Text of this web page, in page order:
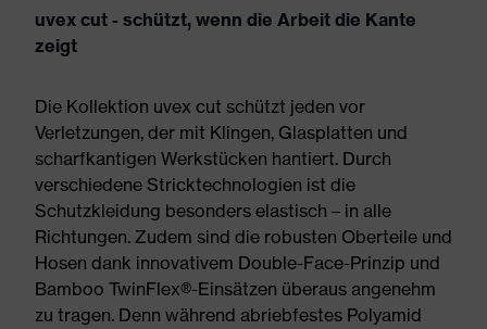
uvex cut - schützt, wenn die Arbeit die Kante
zeigt
Die Kollektion uvex cut schützt jeden vor
Verletzungen, der mit Klingen, Glasplatten und
scharfkantigen Werkstücken hantiert. Durch
verschiedene Stricktechnologien ist die
Schutzkleidung besonders elastisch – in alle
Richtungen. Zudem sind die robusten Oberteile und
Hosen dank innovativem Double-Face-Prinzip und
Bamboo TwinFlex®-Einsätzen überaus angenehm
zu tragen. Denn während abriebfestes Polyamid